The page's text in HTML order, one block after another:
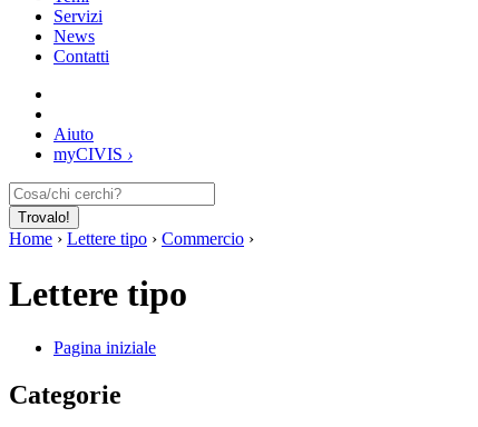
Servizi
News
Contatti
Aiuto
myCIVIS ›
Trovalo!
Home › Lettere tipo › Commercio ›
Lettere tipo
Pagina iniziale
Categorie